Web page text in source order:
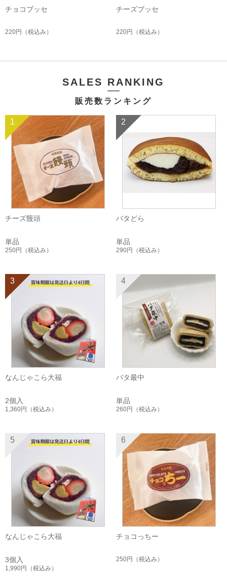
チョコブッセ
220円 （税込み）
チーズブッセ
220円 （税込み）
SALES RANKING
販売数ランキング
1
チーズ饅頭
単品
250円 （税込み）
2
バタどら
単品
290円 （税込み）
3
なんじゃこら大福
2個入
1,360円 （税込み）
4
バタ最中
単品
260円 （税込み）
5
なんじゃこら大福
3個入
1,990円 （税込み）
6
チョコっちー
250円 （税込み）